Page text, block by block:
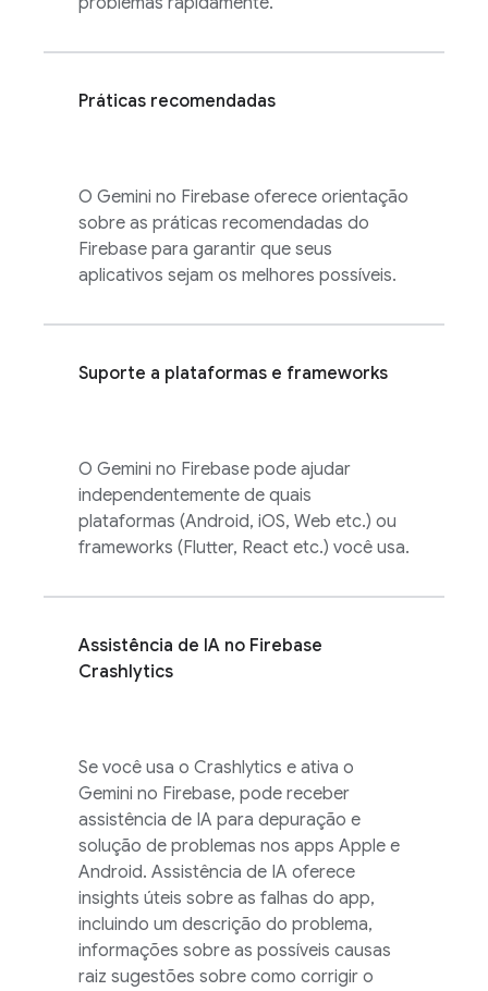
Práticas recomendadas
O Gemini no Firebase oferece orientação
sobre as práticas recomendadas do
Firebase para garantir que seus
aplicativos sejam os melhores possíveis.
Suporte a plataformas e frameworks
O Gemini no Firebase pode ajudar
independentemente de quais
plataformas (Android, iOS, Web etc.) ou
frameworks (Flutter, React etc.) você usa.
Assistência de IA no Firebase
Crashlytics
Se você usa o Crashlytics e ativa o
Gemini no Firebase, pode receber
assistência de IA para depuração e
solução de problemas nos apps Apple e
Android. Assistência de IA oferece
insights úteis sobre as falhas do app,
incluindo um descrição do problema,
informações sobre as possíveis causas
raiz sugestões sobre como corrigir o